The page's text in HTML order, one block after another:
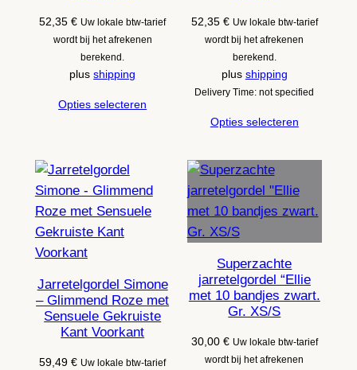
52,35€ Uw lokale btw-tarief
wordt bij het afrekenen
berekend.
plusshipping
Opties selecteren
52,35 € Uw lokale btw-tarief
wordt bij het afrekenen
berekend.
plus shipping
Delivery Time: not specified
Opties selecteren
Jarretelgordel Simone
– Glimmend Roze met
Sensuele Gekruiste
Kant Voorkant
59,49€ Uw lokale btw-tarief
Superzachte
jarretelgordel “Ellie
met 10 bandjes zwart.
Gr. XS/S
30,00 € Uw lokale btw-tarief
wordt bij het afrekenen